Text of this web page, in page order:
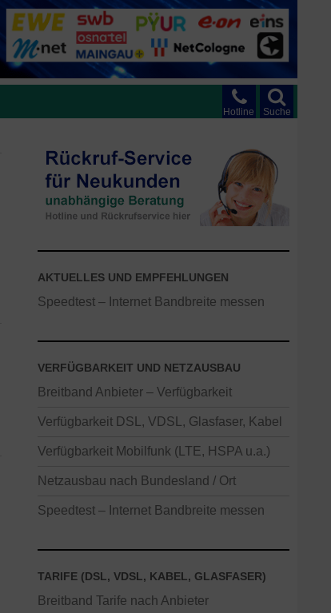
Suche
Hotline
AKTUELLES UND EMPFEHLUNGEN
Speedtest – Internet Bandbreite messen
VERFÜGBARKEIT UND NETZAUSBAU
Breitband Anbieter – Verfügbarkeit
Verfügbarkeit DSL, VDSL, Glasfaser, Kabel
Verfügbarkeit Mobilfunk (LTE, HSPA u.a.)
Netzausbau nach Bundesland / Ort
Speedtest – Internet Bandbreite messen
TARIFE (DSL, VDSL, KABEL, GLASFASER)
Breitband Tarife nach Anbieter